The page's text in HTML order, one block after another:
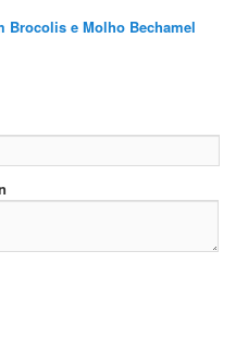
Brocolis e Molho Bechamel